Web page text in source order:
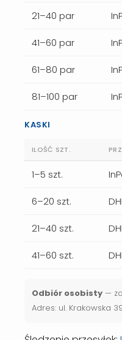
21–40 par
41–60 par
61–80 par
81–100 par
KASKI
ILOŚĆ SZT.
1–5 szt.
6–20 szt.
21–40 szt.
41–60 szt.
Odbiór osobisty —
Adres: ul. Krakowska